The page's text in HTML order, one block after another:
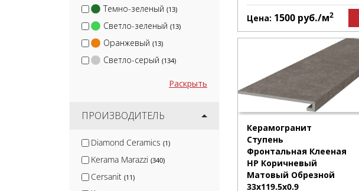
Темно-зеленый (13)
Светло-зеленый (13)
Оранжевый (13)
Светло-серый (134)
Раскрыть
ПРОИЗВОДИТЕЛЬ
Diamond Ceramics (1)
Kerama Marazzi (340)
Cersanit (11)
Цена: 1500 руб./м2
Керамогранит
Ступень
Фронтальная Клееная
HP Коричневый
Матовый Обрезной
33x119.5x0.9